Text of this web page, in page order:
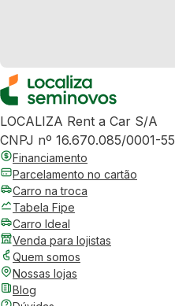
LOCALIZA Rent a Car S/A
CNPJ nº 16.670.085/0001-55
Financiamento
Parcelamento no cartão
Carro na troca
Tabela Fipe
Carro Ideal
Venda para lojistas
Quem somos
Nossas lojas
Blog